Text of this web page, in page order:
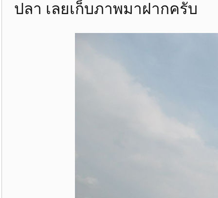
ปลา เลยเก็บภาพมาฝากครับ